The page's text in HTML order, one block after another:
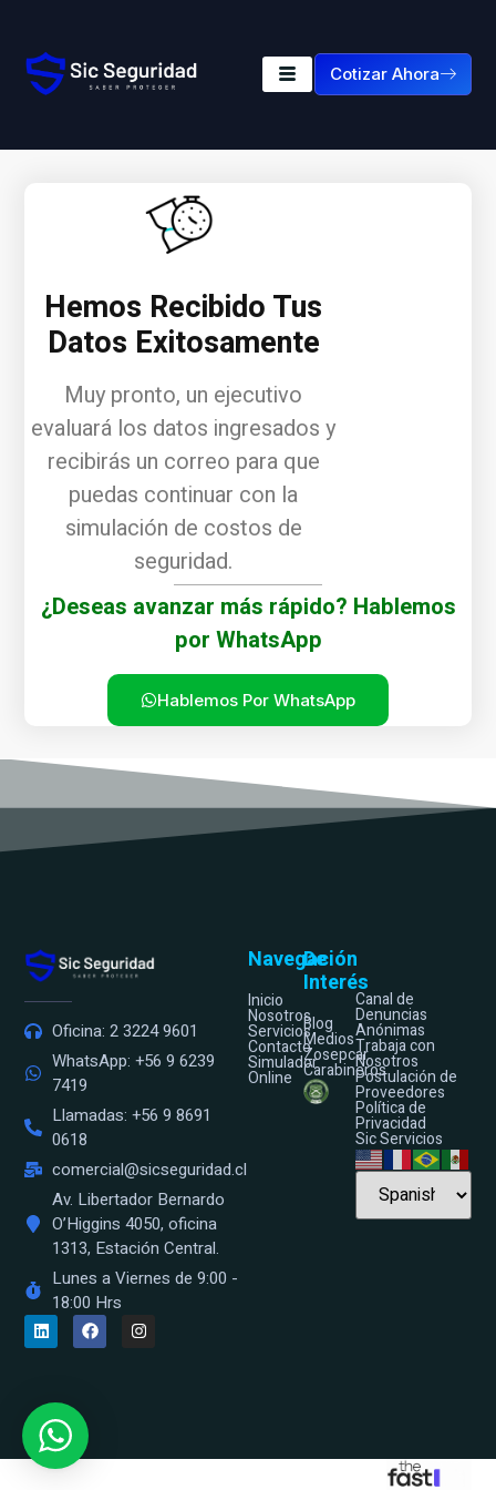
Cotizar Ahora
Hemos Recibido Tus
Datos Exitosamente
Muy pronto, un ejecutivo
evaluará los datos ingresados y
recibirás un correo para que
puedas continuar con la
simulación de costos de
seguridad.
¿Deseas avanzar más rápido? Hablemos
por WhatsApp
Hablemos Por WhatsApp
Oficina: 2 3224 9601
WhatsApp: +56 9 6239
7419
Llamadas: +56 9 8691
0618
comercial@sicseguridad.cl
Av. Libertador Bernardo
O’Higgins 4050, oficina
1313, Estación Central.
Lunes a Viernes de 9:00 -
18:00 Hrs
Navegación
Inicio
Nosotros
Servicios
Contacto
Simulador
Online
De
Interés
Blog
Medios
Zosepcar
Carabineros
Canal de
Denuncias
Anónimas
Trabaja con
Nosotros
Postulación de
Proveedores
Política de
Privacidad
Sic Servicios